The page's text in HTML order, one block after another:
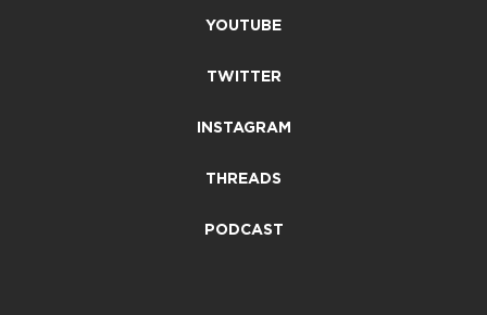
YOUTUBE
TWITTER
INSTAGRAM
THREADS
PODCAST